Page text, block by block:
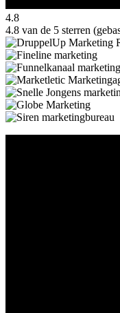
4.8
4.8 van de 5 sterren